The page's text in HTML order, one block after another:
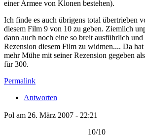
einer Armee von Klonen bestehen).
Ich finde es auch übrigens total übertrieben
diesem Film 9 von 10 zu geben. Ziemlich
dann auch noch eine so breit ausführlich
Rezension diesem Film zu widmen.... Da
mehr Mühe mit seiner Rezension gegeben
für 300.
Permalink
Antworten
Pol am 26. März 2007 - 22:21
10/10